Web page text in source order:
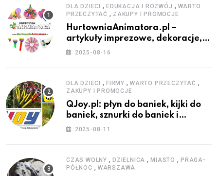
DLA DZIECI , EDUKACJA I ROZWÓJ , WARTO
PRZECZYTAĆ , ZAKUPY I PROMOCJE
HurtowniaAnimatora.pl –
artykuły imprezowe, dekoracje,
stroje i akcesoria dla animatorów
2025-08-16
DLA DZIECI , FIRMY , WARTO PRZECZYTAĆ ,
ZAKUPY I PROMOCJE
QJoy.pl: płyn do baniek, kijki do
baniek, sznurki do baniek i
zestawy do baniek
2025-08-11
CZAS WOLNY , DZIELNICA ,MIASTO ,PRAGA-
PÓŁNOC , WARSZAWA